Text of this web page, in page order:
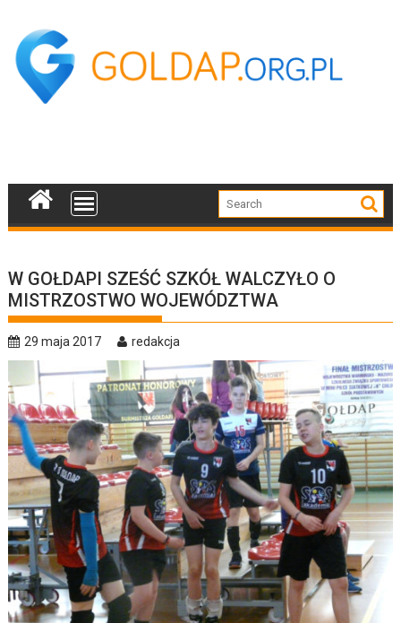
content
W GOŁDAPI SZEŚĆ SZKÓŁ WALCZYŁO O
MISTRZOSTWO WOJEWÓDZTWA
29 maja 2017 redakcja